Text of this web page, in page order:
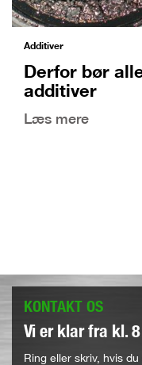
Additiver
Derfor bør
additiver
Læs mere
KONTAKT OS
Vi er klar fra kl.
Ring eller skriv, hvis